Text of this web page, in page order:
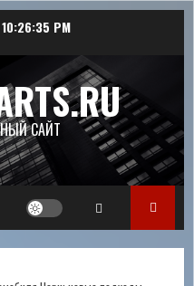
10:26:36 PM
САЙТ